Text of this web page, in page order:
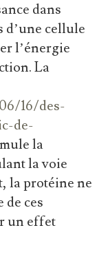
dans
cellule
l’énergie
La
16/des-
de-
la
la voie
la protéine ne
de ces
un effet